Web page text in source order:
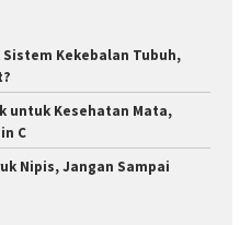
Kekebalan Tubuh,
untuk Kesehatan Mata,
C
Nipis, Jangan Sampai